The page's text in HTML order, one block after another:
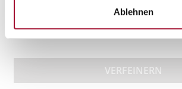
Ablehnen
VERFEINERN